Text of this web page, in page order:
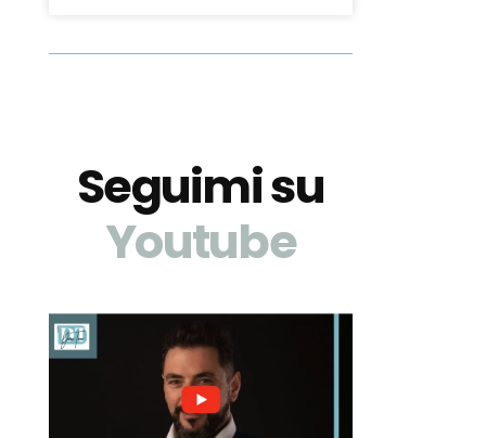
Seguimi su
Youtube